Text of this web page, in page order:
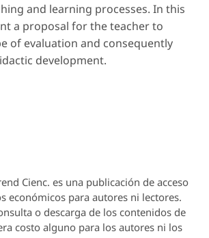
and learning processes. In this
a proposal for the teacher to
of evaluation and consequently
development.
Cienc. es una publicación de acceso
económicos para autores ni lectores.
o descarga de los contenidos de
costo alguno para los autores ni los